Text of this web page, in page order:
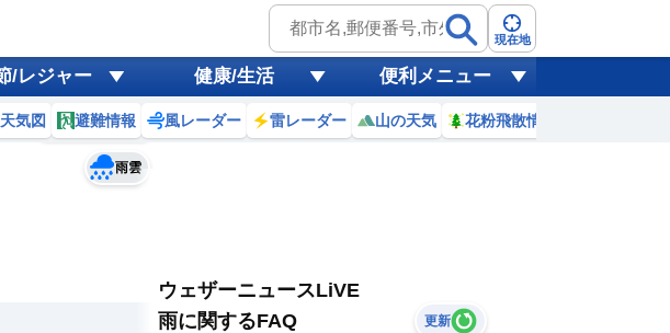
現在地
/レジャー 健康/生活 便利メニュー
天気図 避難情報 風レーダー 雷レーダー 山の天気 花粉飛散情報
雨雲
予報士コメント
砂
気 台風
ウェザーニュースLiVE
雨に関するFAQ
更新